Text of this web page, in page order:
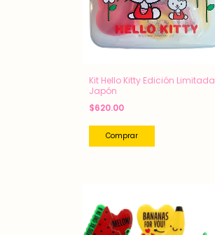
Kit Hello Kitty Edición Limitada
Japón
$620.00